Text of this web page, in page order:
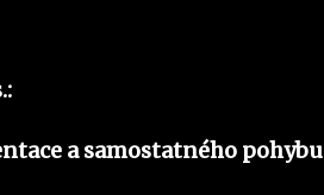
a samostatného pohybu